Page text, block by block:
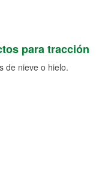
para tracción
de nieve o hielo.